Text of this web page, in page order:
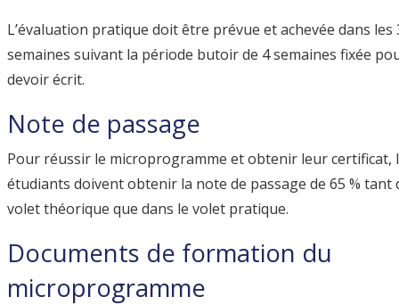
L’évaluation pratique doit être prévue et achevée dans les
semaines suivant la période butoir de 4 semaines fixée
devoir écrit.
Note de passage
Pour réussir le microprogramme et obtenir leur certificat,
étudiants doivent obtenir la note de passage de 65 % tant
volet théorique que dans le volet pratique.
Documents de formation du
microprogramme